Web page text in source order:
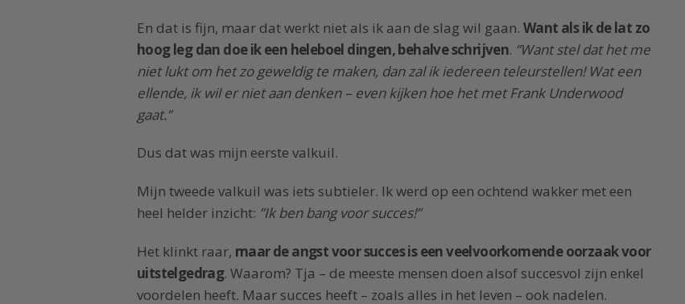
En dat is fijn, maar dat werkt niet als ik aan de slag wil gaan. Want als ik de lat zo
hoog leg dan doe ik een heleboel dingen, behalve schrijven. ”Want stel dat het me
niet lukt om het zo geweldig te maken, dan zal ik iedereen teleurstellen! Wat een
ellende, ik wil er niet aan denken – even kijken hoe het met Frank Underwood
gaat.”
Dus dat was mijn eerste valkuil.
Mijn tweede valkuil was iets subtieler. Ik werd op een ochtend wakker met een
heel helder inzicht: ”Ik ben bang voor succes!”
Het klinkt raar, maar de angst voor succes is een veelvoorkomende oorzaak voor
uitstelgedrag. Waarom? Tja – de meeste mensen doen alsof succesvol zijn enkel
voordelen heeft. Maar succes heeft – zoals alles in het leven – ook nadelen.